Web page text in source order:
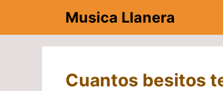
contenido
Musica Llanera
Cuantos besitos